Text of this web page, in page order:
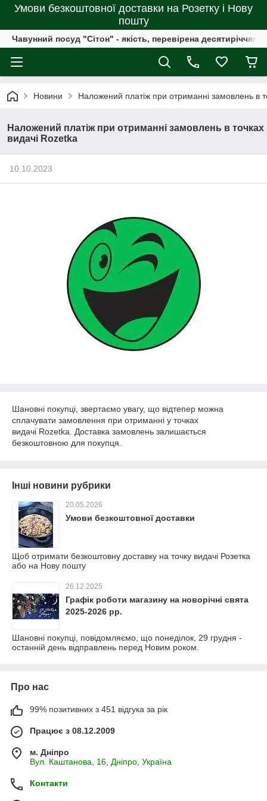
Умови безкоштовної доставки на Розетку і Нову
пошту
Чавунний посуд "Сітон" - якість, перевірена десятиріччями
Новини Наложений платіж при отриманні замовлень в
Наложений платіж при отриманні замовлень в точках
видачі Rozetka
10.10.2023
Шановні покупці, звертаємо увагу, що відтепер можна
сплачувати замовлення при отриманні у точках
видачі Rozetka. Доставка замовлень залишається
безкоштовною для покупця.
Інші новини рубрики
20.05.2026
Умови безкоштовної доставки
Щоб отримати безкоштовну доставку на точку видачі Розетка
або на Нову пошту
26.12.2025
Графік роботи магазину на новорічні свята
2025-2026 рр.
Шановні покупці, повідомляємо, що понеділок, 29 грудня -
останній день відправлень перед Новим роком.
Про нас
99% позитивних з 451 відгука за рік
Працює з 08.12.2009
м. Дніпро
Вул. Каштанова, 16, Дніпро, Україна
Контакти